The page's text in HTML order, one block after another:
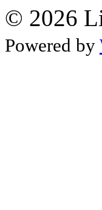
© 2026
Powered by